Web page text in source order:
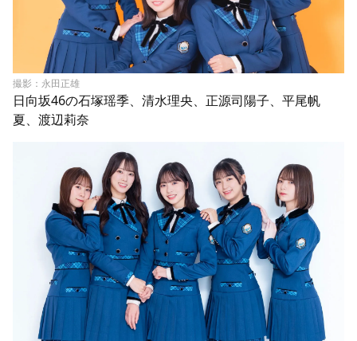
撮影：永田正雄
日向坂46の石塚瑶季、清水理央、正源司陽子、平尾帆
夏、渡辺莉奈